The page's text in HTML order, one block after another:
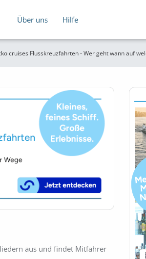
Über uns Hilfe
cruises Flusskreuzfahrten - Wer geht wann auf
aus und findet Mitfahrer